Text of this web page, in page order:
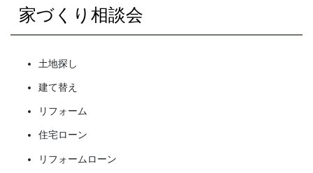
家づくり相談会
土地探し
建て替え
リフォーム
住宅ローン
リフォームローン